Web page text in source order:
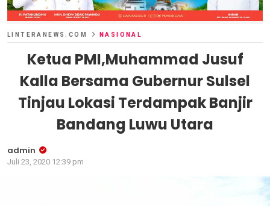
LINTERANEWS.COM NASIONAL
Ketua PMI,Muhammad Jusuf
Kalla Bersama Gubernur Sulsel
Tinjau Lokasi Terdampak Banjir
Bandang Luwu Utara
admin
Juli 23, 2020 12:39 pm